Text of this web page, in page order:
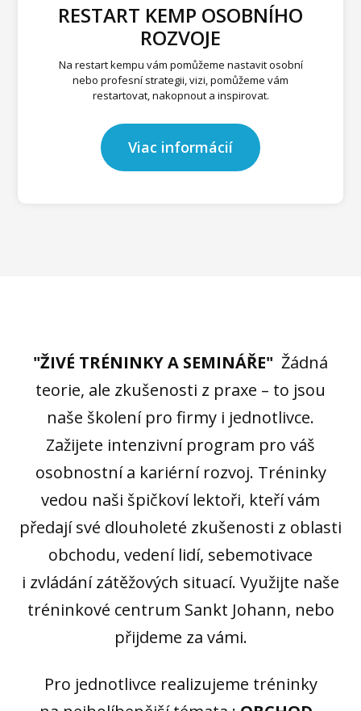
RESTART KEMP OSOBNÍHO
ROZVOJE
Na restart kempu vám pomůžeme nastavit osobní
nebo profesní strategii, vizi, pomůžeme vám
restartovat, nakopnout a inspirovat.
Viac informácií
"ŽIVÉ TRÉNINKY A SEMINÁŘE" Žádná
teorie, ale zkušenosti z praxe – to jsou
naše školení pro firmy i jednotlivce.
Zažijete intenzivní program pro váš
osobnostní a kariérní rozvoj. Tréninky
vedou naši špičkoví lektoři, kteří vám
předají své dlouholeté zkušenosti z oblasti
obchodu, vedení lidí, sebemotivace
i zvládání zátěžových situací. Využijte naše
tréninkové centrum Sankt Johann, nebo
přijdeme za vámi.
Pro jednotlivce realizujeme tréninky